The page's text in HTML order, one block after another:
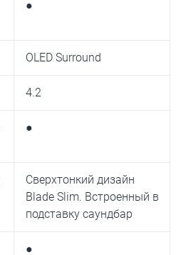
●
OLED Surround
4.2
●
Сверхтонкий дизайн
Blade Slim. Встроенный в
подставку саундбар
●